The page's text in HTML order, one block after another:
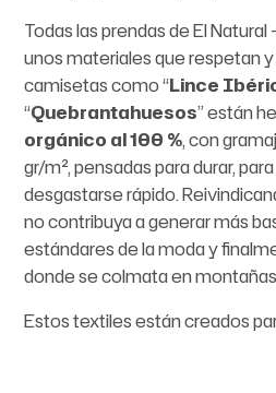
Todas las prendas de El
unos materiales que respetan
camisetas como “Lince
“Quebrantahuesos” están
orgánico al 100 %, con
gr/m², pensadas para durar,
desgastarse rápido.
no contribuya a generar más
estándares de la moda y
donde se colmata en
Estos textiles están creados